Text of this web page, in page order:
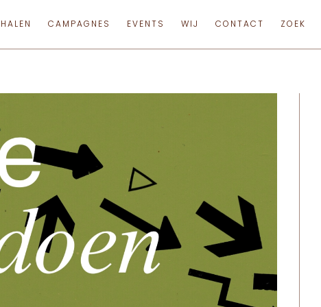
CAMPAGNES EVENTS WIJ CONTACT ZOEK